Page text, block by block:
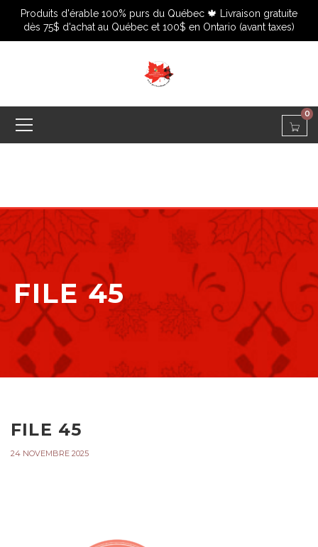
Produits d'érable 100% purs du Québec 🍁 Livraison gratuite
dès 75$ d'achat au Québec et 100$ en Ontario (avant taxes)
0
FILE 45
FILE 45
24 NOVEMBRE 2025